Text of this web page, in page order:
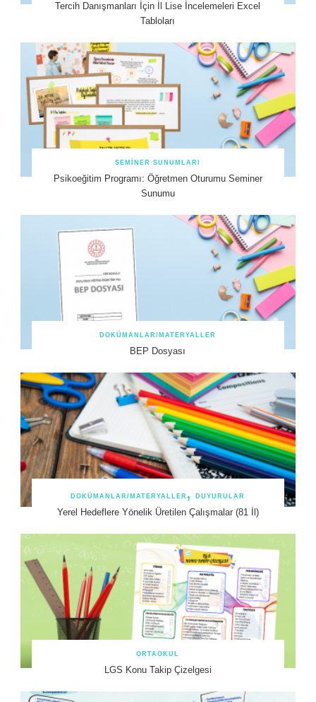
Tercih Danışmanları İçin İl Lise İncelemeleri Excel
Tabloları
SEMINER SUNUMLARI
Psikoeğitim Programı: Öğretmen Oturumu Seminer
Sunumu
DOKÜMANLAR/MATERYALLER
BEP Dosyası
DOKÜMANLAR/MATERYALLER DUYURULAR
Yerel Hedeflere Yönelik Üretilen Çalışmalar (81 İl)
ORTAOKUL
LGS Konu Takip Çizelgesi